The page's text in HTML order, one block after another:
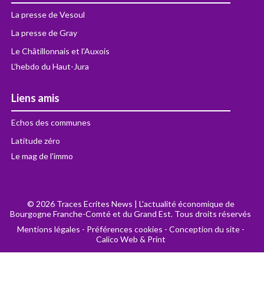
La presse de Vesoul
La presse de Gray
Le Châtillonnais et l'Auxois
L'hebdo du Haut-Jura
Liens amis
Echos des communes
Latitude zéro
Le mag de l'immo
© 2026 Traces Ecrites News | L'actualité économique de
Bourgogne Franche-Comté et du Grand Est. Tous droits réservés
Mentions légales - Préférences cookies - Conception du site -
Calico Web & Print